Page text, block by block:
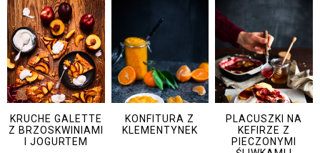
KRUCHE GALETTE
Z BRZOSKWINIAMI
I JOGURTEM
KONFITURA Z
KLEMENTYNEK
PLACUSZKI NA
KEFIRZE Z
PIECZONYMI